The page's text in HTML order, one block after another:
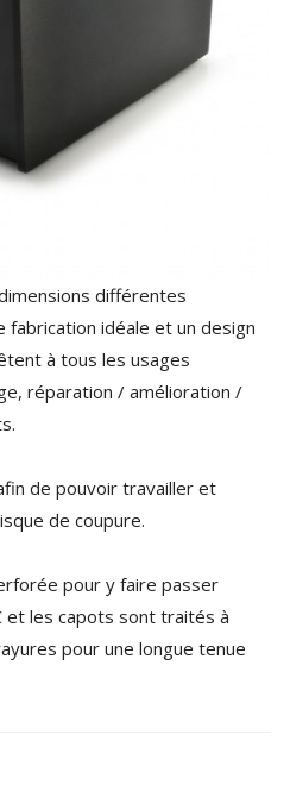
différentes
fabrication idéale et un design
à tous les usages
réparation / amélioration /
de pouvoir travailler et
de coupure.
pour y faire passer
et les capots sont traités à
pour une longue tenue